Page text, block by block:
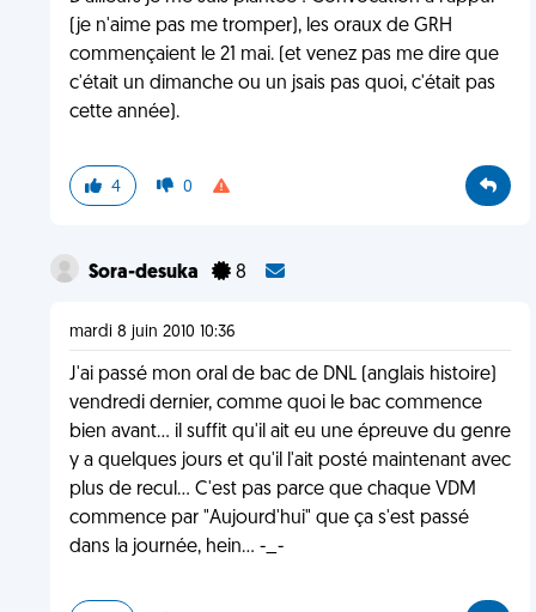
(je n'aime pas me tromper), les oraux de GRH
commençaient le 21 mai. (et venez pas me dire que
c'était un dimanche ou un jsais pas quoi, c'était pas
cette année).
4 0
Sora-desuka 8
mardi 8 juin 2010 10:36
J'ai passé mon oral de bac de DNL (anglais histoire)
vendredi dernier, comme quoi le bac commence
bien avant... il suffit qu'il ait eu une épreuve du genre
y a quelques jours et qu'il l'ait posté maintenant avec
plus de recul... C'est pas parce que chaque VDM
commence par "Aujourd'hui" que ça s'est passé
dans la journée, hein... -_-